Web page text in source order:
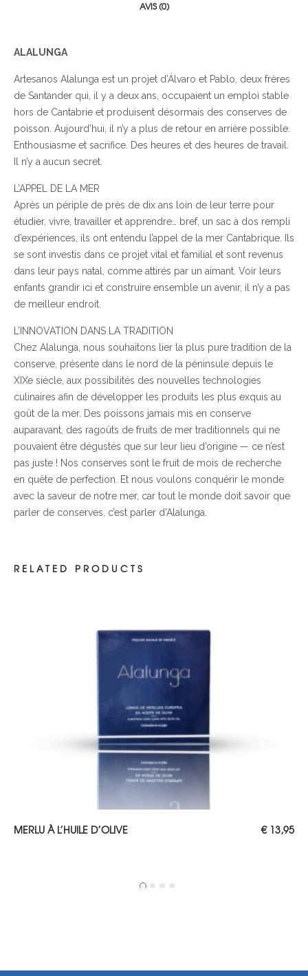
AVIS (0)
ALALUNGA
Artesanos Alalunga est un projet d’Álvaro et Pablo, deux frères
de Santander qui, il y a deux ans, occupaient un emploi stable
hors de Cantabrie et produisent désormais des conserves de
poisson. Aujourd’hui, il n’y a plus de retour en arrière possible.
Enthousiasme et sacrifice. Des heures et des heures de travail.
Il n’y a aucun secret.
L’APPEL DE LA MER
Après un périple de près de dix ans loin de leur terre pour
étudier, vivre, travailler et apprendre… bref, un sac à dos rempli
d’expériences, ils ont entendu l’appel de la mer Cantabrique. Ils
se sont investis dans ce projet vital et familial et sont revenus
dans leur pays natal, comme attirés par un aimant. Voir leurs
enfants grandir ici et construire ensemble un avenir, il n’y a pas
de meilleur endroit.
L’INNOVATION DANS LA TRADITION
Chez Alalunga, nous souhaitons lier la plus pure tradition de la
conserve, présente dans le nord de la péninsule depuis le
XIXe siècle, aux possibilités des nouvelles technologies
culinaires afin de développer les produits les plus exquis au
goût de la mer. Des poissons jamais mis en conserve
auparavant, des ragoûts de fruits de mer traditionnels qui ne
pouvaient être dégustés que sur leur lieu d’origine — ce n’est
pas juste ! Nos conserves sont le fruit de mois de recherche
en quête de perfection. Et nous voulons conquérir le monde
avec la saveur de notre mer, car tout le monde doit savoir que
parler de conserves, c’est parler d’Alalunga.
RELATED PRODUCTS
AJOUTER AU PANIER
MERLU À L’HUILE D’OLIVE €13,95